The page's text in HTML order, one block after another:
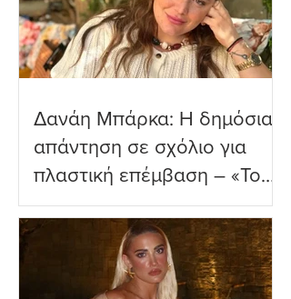
Δανάη Μπάρκα: Η δημόσια
απάντηση σε σχόλιο για
πλαστική επέμβαση – «Το
ωραιότερο σχόλιο που